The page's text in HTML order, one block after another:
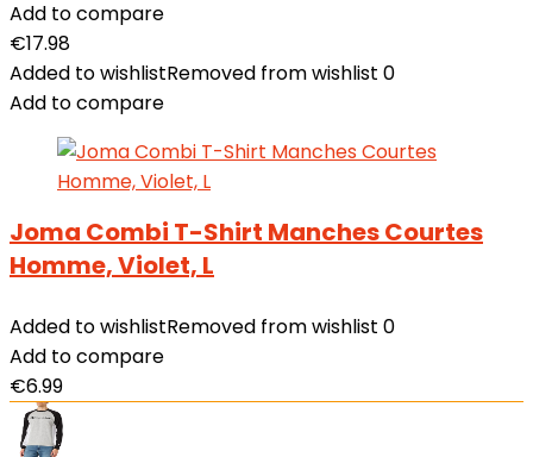
Add to compare
€17.98
Added to wishlistRemoved from wishlist 0
Add to compare
Joma Combi T-Shirt Manches Courtes
Homme, Violet, L
Added to wishlistRemoved from wishlist 0
Add to compare
€6.99